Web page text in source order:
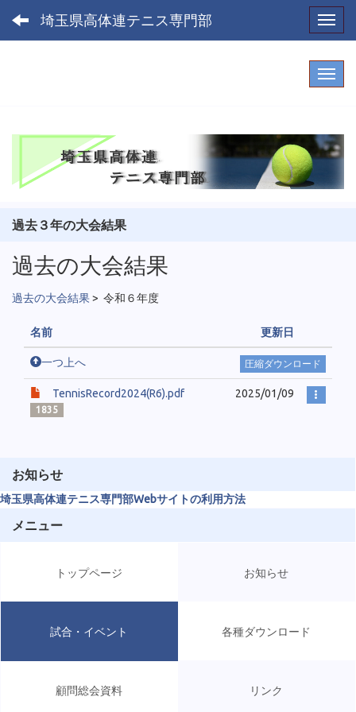
埼玉県高体連テニス専門部
過去３年の大会結果
過去の大会結果
過去の大会結果> 令和６年度
名前 更新日
一つ上へ 圧縮ダウンロード
TennisRecord2024(R6).pdf
1835
2025/01/09
お知らせ
埼玉県高体連テニス専門部Webサイトの利用方法
メニュー
トップページ お知らせ
試合・イベント 各種ダウンロード
顧問総会資料 リンク